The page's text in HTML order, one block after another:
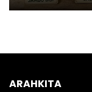
ARAHKITA